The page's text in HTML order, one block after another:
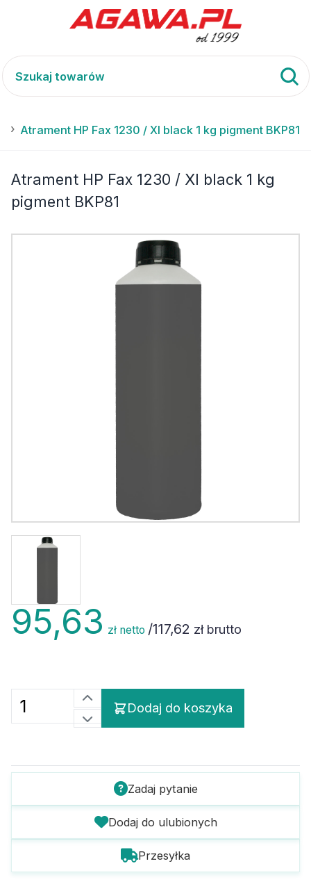
Atrament HP Fax 1230 / XI black 1 kg pigment BKP81
Atrament HP Fax 1230 / XI black 1 kg
pigment BKP81
95,63 zł netto /117,62 zł brutto
Dodaj do koszyka
Zadaj pytanie
Dodaj do ulubionych
Przesyłka